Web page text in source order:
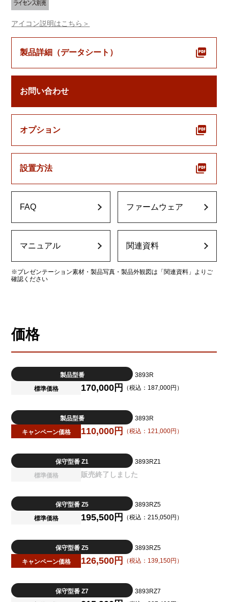
アイコン説明はこちら＞
製品詳細（データシート）
お問い合わせ
オプション
設置方法
FAQ ファームウェア
マニュアル 関連資料
※プレゼンテーション素材・製品写真・製品外観図は「関連資料」よりご
確認ください
価格
製品型番
3893R
標準価格
170,000円 （税込：187,000円）
製品型番
3893R
キャンペーン価格
110,000円 （税込：121,000円）
保守型番 Z1
3893RZ1
標準価格
販売終了しました
保守型番 Z5
3893RZ5
標準価格
195,500円 （税込：215,050円）
保守型番 Z5
3893RZ5
キャンペーン価格
126,500円 （税込：139,150円）
保守型番 Z7
3893RZ7